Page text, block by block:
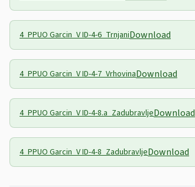
4_PPUO Garcin_V ID-4-6_TrnjaniDownload
4_PPUO Garcin_V ID-4-7_VrhovinaDownload
4_PPUO Garcin_V ID-4-8.a_ZadubravljeDownload
4_PPUO Garcin_V ID-4-8_ZadubravljeDownload